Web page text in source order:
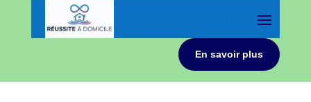
En savoir plus